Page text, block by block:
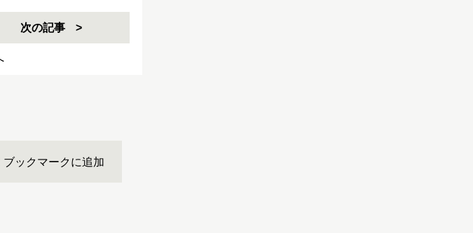
次の記事
ブックマークに追加